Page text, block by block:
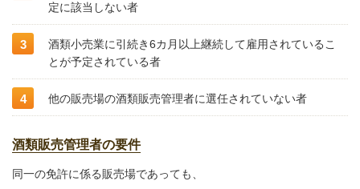
定に該当しない者
酒類小売業に引続き6カ月以上継続して雇用されているこ
とが予定されている者
他の販売場の酒類販売管理者に選任されていない者
酒類販売管理者の要件
同一の免許に係る販売場であっても、